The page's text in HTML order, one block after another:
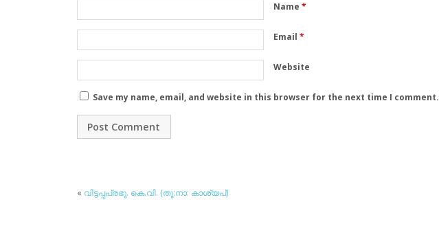
Name *
Email *
Website
Save my name, email, and website in this browser for the next time I comment.
« വിട്ടപ്പപ്രഭു. കെ.വി. (തൂ:നാ: കാശ്യപ്)